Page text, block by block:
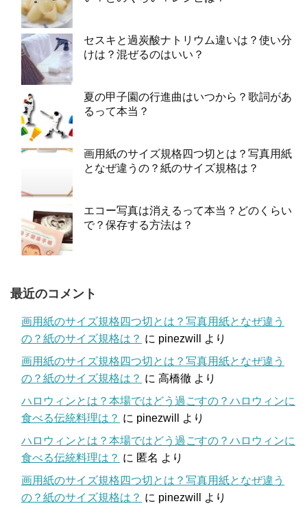
セスキと過炭酸ナトリウム違いは？使い分
けは？混ぜるのはいい？
夏の甲子園の行進曲はいつから？歌詞があ
るって本当？
画用紙のサイズ規格四つ切とは？写真用紙
となぜ違うの？紙のサイズ規格は？
エコー写真は消えるって本当？どのくらい
で？保存する方法は？
最近のコメント
画用紙のサイズ規格四つ切とは？写真用紙となぜ違う
の？紙のサイズ規格は？ に pinezwill
より
画用紙のサイズ規格四つ切とは？写真用紙となぜ違う
の？紙のサイズ規格は？ に 高橋徹 より
ハロウィンとは？本場ではどう過ごすの？ハロウィンに
食べる伝統料理は？ に pinezwill
より
ハロウィンとは？本場ではどう過ごすの？ハロウィンに
食べる伝統料理は？ に 匿名 より
画用紙のサイズ規格四つ切とは？写真用紙となぜ違う
の？紙のサイズ規格は？ に pinezwill より